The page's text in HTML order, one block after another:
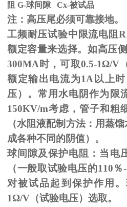
阻 G-球间隙 Cx-被试品
注：高压尾必须可靠接地。
工频耐压试验中限流电阻
额定容量来选择。如高压
300MA 时，可取0.5-1Ω/V
额定输出电流为1A 以上
压）。常用水电阴作为限
150KV/m考虑，管子和粗
（水阻液配制方法：用蒸
成各种不同的阴值）。
球间隙及保护电阻：当电
（一般取试验电压的110％
对被试品起到保护作用
1Ω/V（试验电压）选取。